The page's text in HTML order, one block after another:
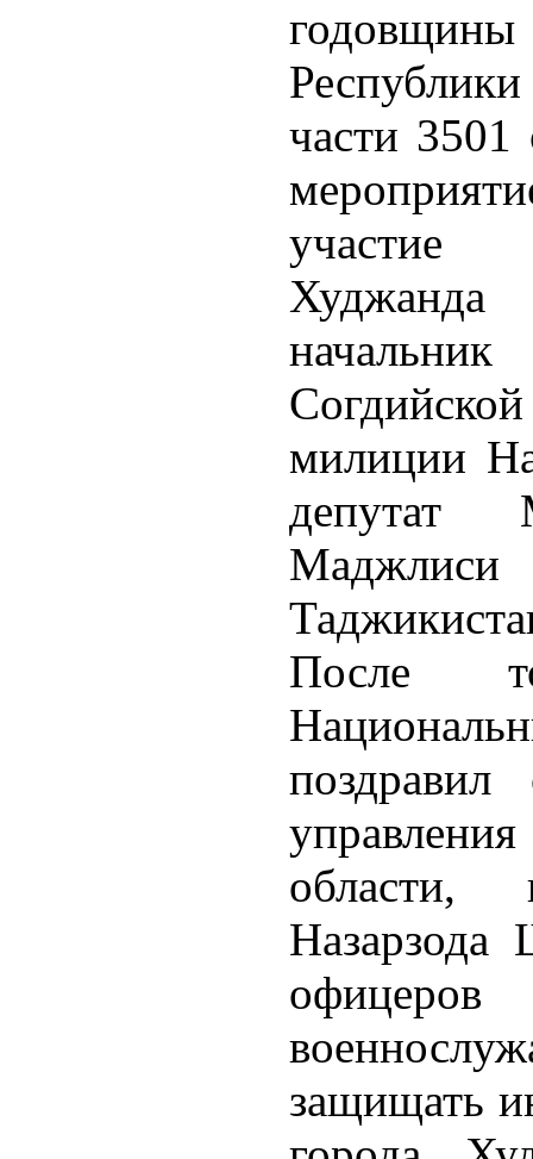
части 3501
участие
Худжанда
милиции
депутат
После
поздравил
области,
защищать